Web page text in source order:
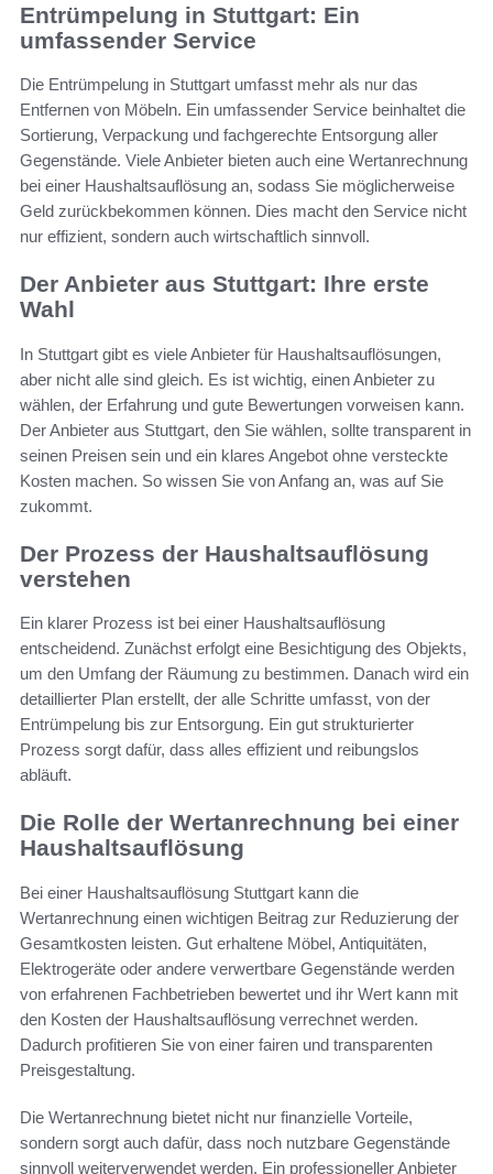
Entrümpelung in Stuttgart: Ein
umfassender Service
Die Entrümpelung in Stuttgart umfasst mehr als nur das
Entfernen von Möbeln. Ein umfassender Service beinhaltet die
Sortierung, Verpackung und fachgerechte Entsorgung aller
Gegenstände. Viele Anbieter bieten auch eine Wertanrechnung
bei einer Haushaltsauflösung an, sodass Sie möglicherweise
Geld zurückbekommen können. Dies macht den Service nicht
nur effizient, sondern auch wirtschaftlich sinnvoll.
Der Anbieter aus Stuttgart: Ihre erste
Wahl
In Stuttgart gibt es viele Anbieter für Haushaltsauflösungen,
aber nicht alle sind gleich. Es ist wichtig, einen Anbieter zu
wählen, der Erfahrung und gute Bewertungen vorweisen kann.
Der Anbieter aus Stuttgart, den Sie wählen, sollte transparent in
seinen Preisen sein und ein klares Angebot ohne versteckte
Kosten machen. So wissen Sie von Anfang an, was auf Sie
zukommt.
Der Prozess der Haushaltsauflösung
verstehen
Ein klarer Prozess ist bei einer Haushaltsauflösung
entscheidend. Zunächst erfolgt eine Besichtigung des Objekts,
um den Umfang der Räumung zu bestimmen. Danach wird ein
detaillierter Plan erstellt, der alle Schritte umfasst, von der
Entrümpelung bis zur Entsorgung. Ein gut strukturierter
Prozess sorgt dafür, dass alles effizient und reibungslos
abläuft.
Die Rolle der Wertanrechnung bei einer
Haushaltsauflösung
Bei einer Haushaltsauflösung Stuttgart kann die
Wertanrechnung einen wichtigen Beitrag zur Reduzierung der
Gesamtkosten leisten. Gut erhaltene Möbel, Antiquitäten,
Elektrogeräte oder andere verwertbare Gegenstände werden
von erfahrenen Fachbetrieben bewertet und ihr Wert kann mit
den Kosten der Haushaltsauflösung verrechnet werden.
Dadurch profitieren Sie von einer fairen und transparenten
Preisgestaltung.
Die Wertanrechnung bietet nicht nur finanzielle Vorteile,
sondern sorgt auch dafür, dass noch nutzbare Gegenstände
sinnvoll weiterverwendet werden. Ein professioneller Anbieter